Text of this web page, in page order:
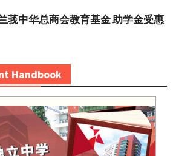
莪中华总商会教育基金 助学金受惠
Handbook